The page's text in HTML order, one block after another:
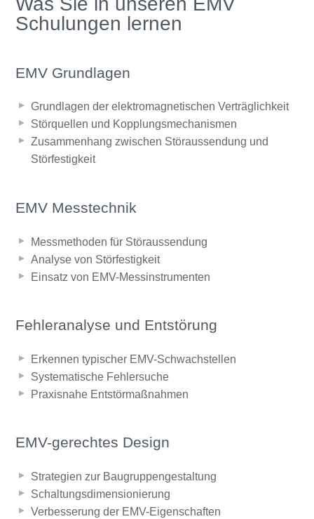
Schulungen lernen
EMV Grundlagen
Grundlagen der elektromagnetischen Verträglichkeit
Störquellen und Kopplungsmechanismen
Zusammenhang zwischen Störaussendung und
Störfestigkeit
EMV Messtechnik
Messmethoden für Störaussendung
Analyse von Störfestigkeit
Einsatz von EMV-Messinstrumenten
Fehleranalyse und Entstörung
Erkennen typischer EMV-Schwachstellen
Systematische Fehlersuche
Praxisnahe Entstörmaßnahmen
EMV-gerechtes Design
Strategien zur Baugruppengestaltung
Schaltungsdimensionierung
Verbesserung der EMV-Eigenschaften